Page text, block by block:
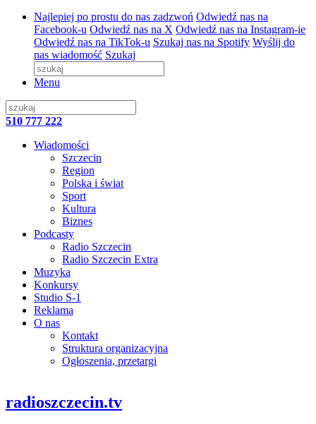
Najlepiej po prostu do nas zadzwoń Odwiedź nas na
Facebook-u Odwiedź nas na X Odwiedź nas na Instagram-ie
Odwiedź nas na TikTok-u Szukaj nas na Spotify Wyślij do
nas wiadomość Szukaj
Menu
510 777 222
Wiadomości
Szczecin
Region
Polska i świat
Sport
Kultura
Biznes
Podcasty
Radio Szczecin
Radio Szczecin Extra
Muzyka
Konkursy
Studio S-1
Reklama
O nas
Kontakt
Struktura organizacyjna
Ogłoszenia, przetargi
radioszczecin.tv